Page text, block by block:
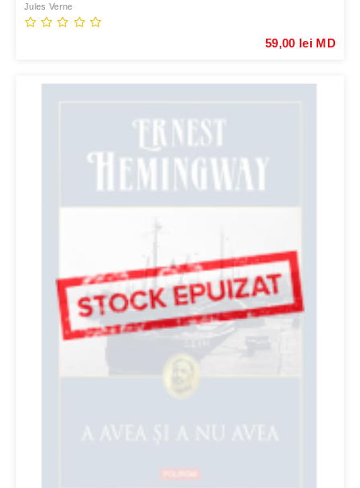
Jules Verne
59,00 lei MD